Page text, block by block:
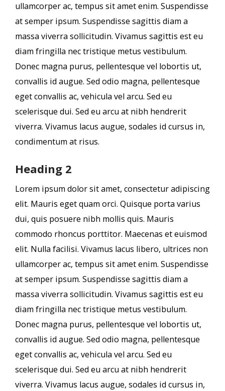
ullamcorper ac, tempus sit amet enim. Suspendisse
at semper ipsum. Suspendisse sagittis diam a
massa viverra sollicitudin. Vivamus sagittis est eu
diam fringilla nec tristique metus vestibulum.
Donec magna purus, pellentesque vel lobortis ut,
convallis id augue. Sed odio magna, pellentesque
eget convallis ac, vehicula vel arcu. Sed eu
scelerisque dui. Sed eu arcu at nibh hendrerit
viverra. Vivamus lacus augue, sodales id cursus in,
condimentum at risus.
Heading 2
Lorem ipsum dolor sit amet, consectetur adipiscing
elit. Mauris eget quam orci. Quisque porta varius
dui, quis posuere nibh mollis quis. Mauris
commodo rhoncus porttitor. Maecenas et euismod
elit. Nulla facilisi. Vivamus lacus libero, ultrices non
ullamcorper ac, tempus sit amet enim. Suspendisse
at semper ipsum. Suspendisse sagittis diam a
massa viverra sollicitudin. Vivamus sagittis est eu
diam fringilla nec tristique metus vestibulum.
Donec magna purus, pellentesque vel lobortis ut,
convallis id augue. Sed odio magna, pellentesque
eget convallis ac, vehicula vel arcu. Sed eu
scelerisque dui. Sed eu arcu at nibh hendrerit
viverra. Vivamus lacus augue, sodales id cursus in,